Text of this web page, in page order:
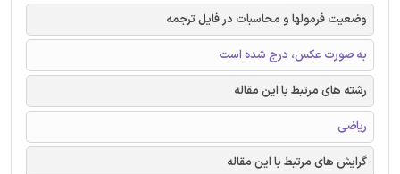
وضعیت فرمولها و محاسبات در فایل ترجمه
به صورت عکس، درج شده است
رشته های مرتبط با این مقاله
ریاضی
گرایش های مرتبط با این مقاله